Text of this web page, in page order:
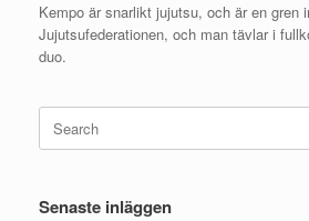
Kempo är snarlikt jujutsu, och är en gren
Jujutsufederationen, och man tävlar i
duo.
for:
Senaste inläggen